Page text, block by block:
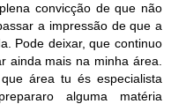
convicção de que não
a impressão de que a
Pode deixar, que continuo
ainda mais na minha área.
área tu és especialista
alguma matéria